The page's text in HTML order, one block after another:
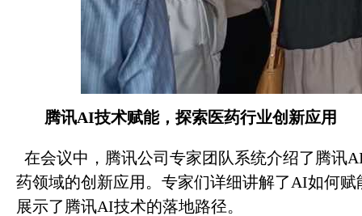
腾讯AI技术赋能，探索医药行业创新应用
在会议中，腾讯公司专家团队系统介绍了腾讯
药领域的创新应用。专家们详细讲解了AI如何
展示了腾讯AI技术的落地路径。